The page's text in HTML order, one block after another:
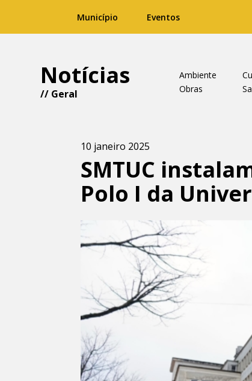
Município Eventos
Notícias
// Geral
Ambiente
Obras
10 janeiro 2025
SMTUC
Polo I da